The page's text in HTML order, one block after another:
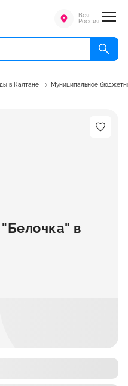
Вся
Россия
в Калтане Муниципальное
в